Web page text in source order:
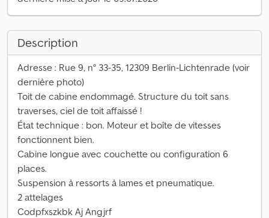
Description
Adresse : Rue 9, n° 33-35, 12309 Berlin-Lichtenrade (voir
dernière photo)
Toit de cabine endommagé. Structure du toit sans
traverses, ciel de toit affaissé !
État technique : bon. Moteur et boîte de vitesses
fonctionnent bien.
Cabine longue avec couchette ou configuration 6
places.
Suspension à ressorts à lames et pneumatique.
2 attelages
Codpfxszkbk Aj Angjrf